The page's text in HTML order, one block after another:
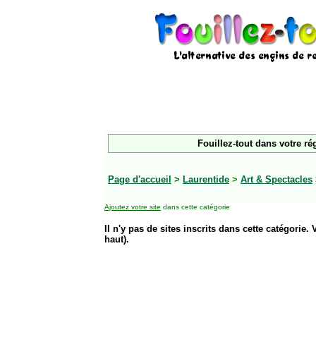
Fouillez-tout dans votre
Page d'accueil > Laurentide > Art & Spectacles
Ajoutez votre site dans cette catégorie
Il n'y pas de sites inscrits dans cette
haut).